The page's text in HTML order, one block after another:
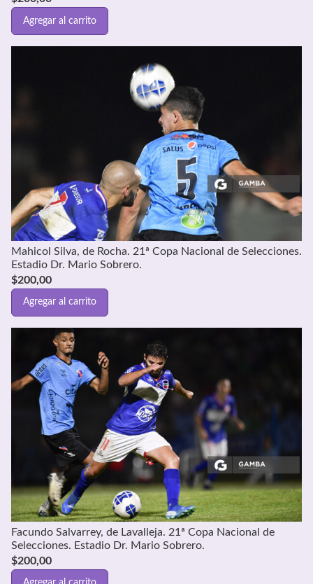
Agregar al carrito
Mahicol Silva, de Rocha. 21ª Copa Nacional de Selecciones.
Estadio Dr. Mario Sobrero.
$200,00
Agregar al carrito
Facundo Salvarrey, de Lavalleja. 21ª Copa Nacional de
Selecciones. Estadio Dr. Mario Sobrero.
$200,00